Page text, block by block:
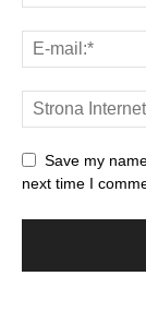
Save my
next time I